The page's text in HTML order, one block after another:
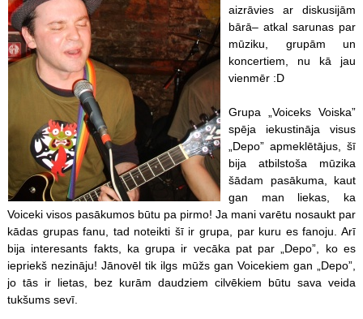
aizrāvies ar diskusijām
bārā– atkal sarunas par
mūziku, grupām un
koncertiem, nu kā jau
vienmēr :D
Grupa „Voiceks Voiska”
spēja iekustināja visus
„Depo” apmeklētājus, šī
bija atbilstoša mūzika
šādam pasākuma, kaut
gan man liekas, ka
Voiceki visos pasākumos būtu pa pirmo! Ja mani varētu nosaukt par
kādas grupas fanu, tad noteikti šī ir grupa, par kuru es fanoju. Arī
bija interesants fakts, ka grupa ir vecāka pat par „Depo”, ko es
iepriekš nezināju! Jānovēl tik ilgs mūžs gan Voicekiem gan „Depo”,
jo tās ir lietas, bez kurām daudziem cilvēkiem būtu sava veida
tukšums sevī.